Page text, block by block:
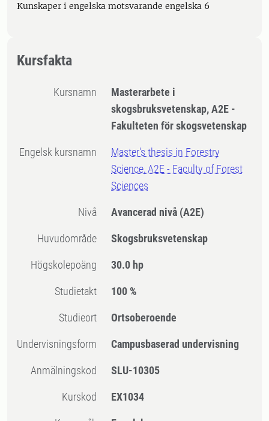
Kunskaper i engelska motsvarande engelska 6
Kursfakta
Kursnamn
Masterarbete i
skogsbruksvetenskap, A2E -
Fakulteten för skogsvetenskap
Engelsk kursnamn
Master's thesis in Forestry
Science, A2E - Faculty of Forest
Sciences
Nivå Avancerad nivå (A2E)
Huvudområde Skogsbruksvetenskap
högskolepoäng 30.0 hp
Studietakt 100 %
Studieort Ortsoberoende
Undervisningsform Campusbaserad undervisning
Anmälningskod SLU-10305
Kurskod EX1034